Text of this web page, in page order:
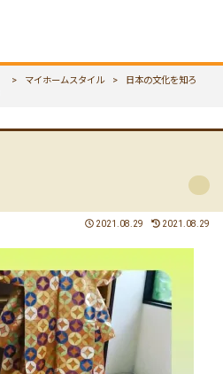
> マイホームスタイル >
日本の文化を知ろ
2021.08.29 2021.08.29